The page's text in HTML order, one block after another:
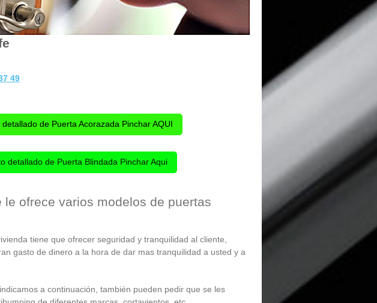
49
de Puerta Acorazada Pinchar AQUI
detallado de Puerta Blindada Pinchar Aqui
le ofrece varios modelos de puertas
tiene queofrecer seguridad y tranquilidad al cliente,
gasto de dinero a la hora de dar mas tranquilidad a usted y a
a continuación, también pueden pedir que se les